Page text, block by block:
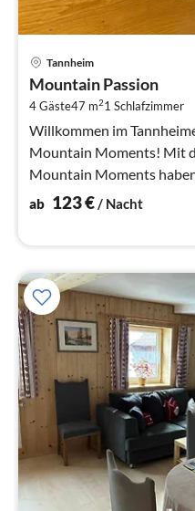
Tannheim
Mountain Passion
4 Gäste47 m21 Schlafzimmer
Willkommen im
Mountain Moments! Mit den Ferienwohnungen
Mountain Moments
und möchten euch gerne
ab 123€ / Nacht